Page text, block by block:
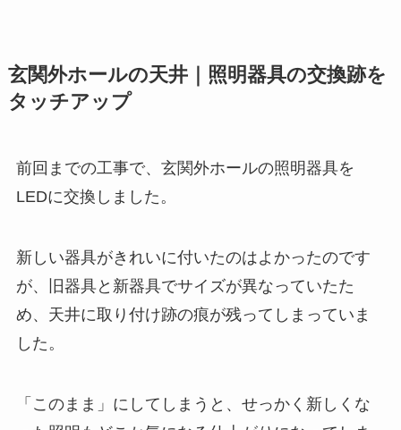
玄関外ホールの天井｜照明器具の交換跡を
タッチアップ
前回までの工事で、玄関外ホールの照明器具を
LEDに交換しました。
新しい器具がきれいに付いたのはよかったのです
が、旧器具と新器具でサイズが異なっていたた
め、天井に取り付け跡の痕が残ってしまっていま
した。
「このまま」にしてしまうと、せっかく新しくな